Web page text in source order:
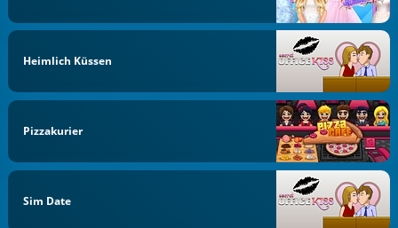
Heimlich Küssen
Pizzakurier
Sim Date